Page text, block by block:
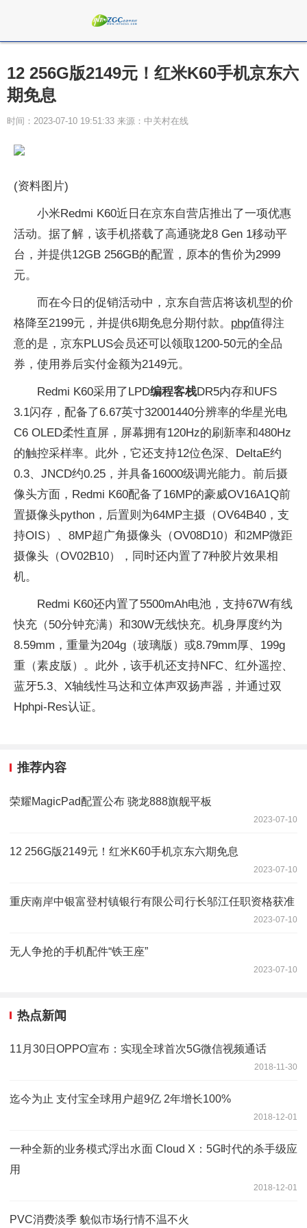
12 256G版2149元！红米K60手机京东六
期免息
时间：2023-07-10 19:51:33 来源：中关村在线
(资料图片)
小米Redmi K60近日在京东自营店推出了一项优惠
活动。据了解，该手机搭载了高通骁龙8 Gen 1移动平
台，并提供12GB 256GB的配置，原本的售价为2999
元。
而在今日的促销活动中，京东自营店将该机型的价
格降至2199元，并提供6期免息分期付款。 php值得注
意的是，京东PLUS会员还可以领取1200-50元的全品
券，使用券后实付金额为2149元。
Redmi K60采用了LPD编程客栈DR5内存和UFS
3.1闪存，配备了6.67英寸32001440分辨率的华星光电
C6 OLED柔性直屏，屏幕拥有120Hz的刷新率和480Hz
的触控采样率。此外，它还支持12位色深、DeltaE约
0.3、JNCD约0.25，并具备16000级调光能力。前后摄
像头方面，Redmi K60配备了16MP的豪威OV16A1Q前
置摄像头python，后置则为64MP主摄（OV64B40，支
持OIS）、8MP超广角摄像头（OV08D10）和2MP微距
摄像头（OV02B10），同时还内置了7种胶片效果相
机。
Redmi K60还内置了5500mAh电池，支持67W有线
快充（50分钟充满）和30W无线快充。机身厚度约为
8.59mm，重量为204g（玻璃版）或8.79mm厚、199g
重（素皮版）。此外，该手机还支持NFC、红外遥控、
蓝牙5.3、X轴线性马达和立体声双扬声器，并通过双
Hphpi-Res认证。
推荐内容
荣耀MagicPad配置公布 骁龙888旗舰平板
2023-07-10
12 256G版2149元！红米K60手机京东六期免息
2023-07-10
重庆南岸中银富登村镇银行有限公司行长邬江任职资格获准
2023-07-10
无人争抢的手机配件“铁王座”
2023-07-10
热点新闻
11月30日OPPO宣布：实现全球首次5G微信视频通话
2018-11-30
迄今为止 支付宝全球用户超9亿 2年增长100%
2018-12-01
一种全新的业务模式浮出水面 Cloud X：5G时代的杀手级应
用
2018-12-01
PVC消费淡季 貌似市场行情不温不火